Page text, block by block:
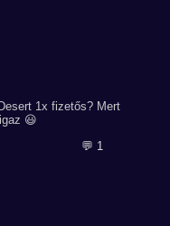
1x fizetős? Mert
😃
💬 1